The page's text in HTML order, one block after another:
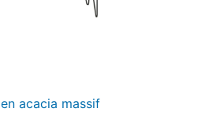
acacia massif